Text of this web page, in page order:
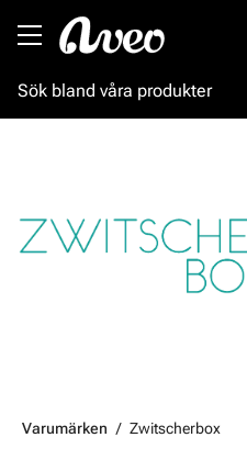
Varumärken Zwitscherbox